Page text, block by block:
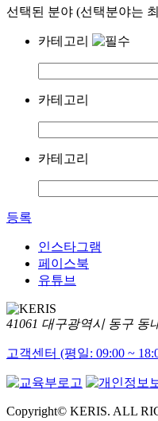
선택된 분야 (선택분야는
카테고리
카테고리
카테고리
등록
인스타그램
페이스북
유튜브
41061 대구광역시 동구 동
고객센터 (평일: 09:00 ~
Copyright© KERIS. ALL